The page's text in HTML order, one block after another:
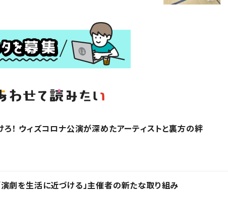
！ ウィズコロナ公演が深めたアーティストと裏方の絆
劇を生活に近づける」主催者の新たな取り組み